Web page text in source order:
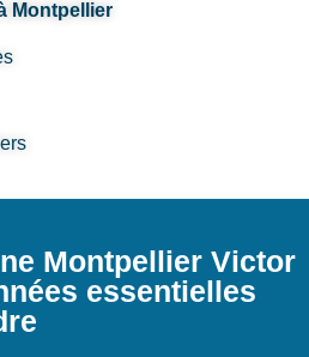
Montpellier
Montpellier Victor
essentielles